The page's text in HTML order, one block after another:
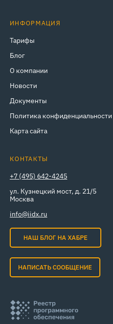
ИНФОРМАЦИЯ
Тарифы
Блог
О компании
Новости
Документы
Политика конфиденциальности
Карта сайта
КОНТАКТЫ
+7 (495) 642-4245
ул. Кузнецкий мост, д. 21/5
Москва
info@iidx.ru
НАШ БЛОГ НА ХАБРЕ
НАПИСАТЬ СООБЩЕНИЕ